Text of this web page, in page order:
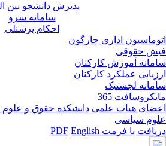
پذیرش دانشجو بین
سامانه سرو
احکام پرسنلی
اتوماسیون اداری چارگون
فیش حقوقی
سامانه آموزش کارکنان
ارزیابی عملکرد کارکنان
سامانه لجستیک
مایکروسافت 365
اعضای هیات علمی دانشکده حقوق و
علوم سیاسی
دریافت با فرمت PDF English